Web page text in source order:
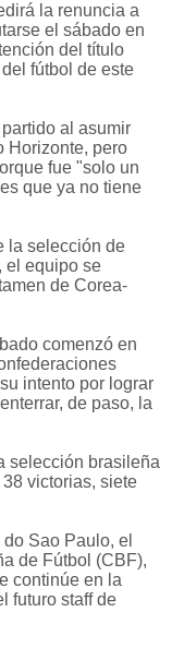
la renuncia a
el sábado en
del título
fútbol de este
al asumir
Horizonte, pero
fue "solo un
que ya no tiene
la selección de
el equipo se
de Corea-
comenzó en
intento por lograr
de paso, la
selección brasileña
victorias, siete
Sao Paulo, el
de Fútbol (CBF),
continúe en la
futuro staff de